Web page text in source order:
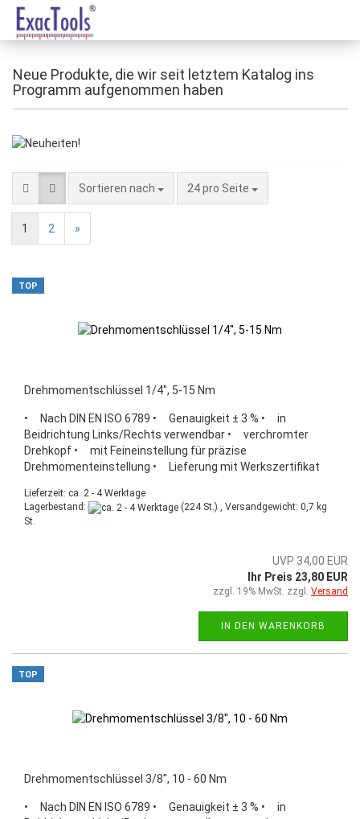
Neue Produkte, die wir seit letztem Katalog ins
Programm aufgenommen haben
Sortieren nach 24 pro Seite
1 2 »
TOP
Drehmomentschlüssel 1/4", 5-15 Nm
• Nach DIN EN ISO 6789 • Genauigkeit ± 3 % • in
Beidrichtung Links/Rechts verwendbar • verchromter
Drehkopf • mit Feineinstellung für präzise
Drehmomenteinstellung • Lieferung mit Werkszertifikat
Lieferzeit: ca. 2 - 4 Werktage
Lagerbestand:
(224 St.) , Versandgewicht: 0,7 kg
St.
UVP 34,00 EUR
Ihr Preis 23,80 EUR
zzgl. 19% MwSt. zzgl. Versand
IN DEN WARENKORB
TOP
Drehmomentschlüssel 3/8", 10 - 60 Nm
• Nach DIN EN ISO 6789 • Genauigkeit ± 3 % • in